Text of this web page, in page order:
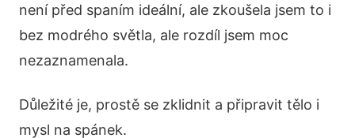
není před spaním ideální, ale zkoušela jsem to i
bez modrého světla, ale rozdíl jsem moc
nezaznamenala.
Důležité je, prostě se zklidnit a připravit tělo i
mysl na spánek.